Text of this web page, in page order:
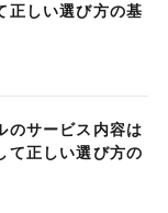
正しい選び方の基
のサービス内容は
て正しい選び方の